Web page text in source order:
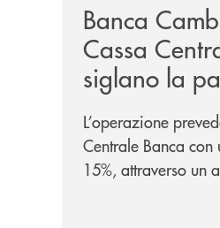
Banca
Cassa
siglano la
strategica
L’operazione
Centrale Banca
15%, attraverso un